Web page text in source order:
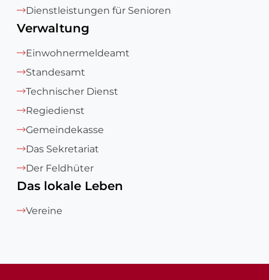
Dienstleistungen für Senioren
Verwaltung
Einwohnermeldeamt
Standesamt
Technischer Dienst
Regiedienst
Gemeindekasse
Das Sekretariat
Der Feldhüter
Das lokale Leben
Vereine